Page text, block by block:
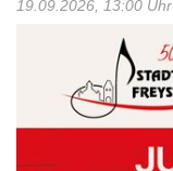
19.09.2026, 13:00 Uhr